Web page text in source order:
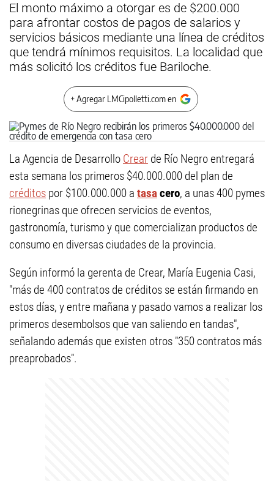
El monto máximo a otorgar es de $200.000
para afrontar costos de pagos de salarios y
servicios básicos mediante una línea de créditos
que tendrá mínimos requisitos. La localidad que
más solicitó los créditos fue Bariloche.
+ Agregar LMCipolletti.com en
La Agencia de Desarrollo Crear de Río Negro entregará
esta semana los primeros $40.000.000 del plan de
créditos por $100.000.000 a tasacero, a unas 400 pymes
rionegrinas que ofrecen servicios de eventos,
gastronomía, turismo y que comercializan productos de
consumo en diversas ciudades de la provincia.
Según informó la gerenta de Crear, María Eugenia Casi,
"más de 400 contratos de créditos se están firmando en
estos días, y entre mañana y pasado vamos a realizar los
primeros desembolsos que van saliendo en tandas",
señalando además que existen otros "350 contratos más
preaprobados".